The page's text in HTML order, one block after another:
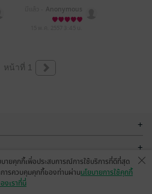
Anonymous
หน้าที่ 1
+
+
ายคุกกี้เพื่อประสบการณ์การใช้บริการที่ดีที่สุด
ารควบคุมคุกกี้ของท่านผ่านนโยบายการใช้คุกกี้
งเราที่นี่